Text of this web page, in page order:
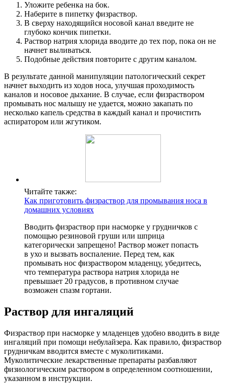
Уложите ребенка на бок.
Наберите в пипетку физраствор.
В сверху находящийся носовой канал введите не
глубоко кончик пипетки.
Раствор натрия хлорида вводите до тех пор, пока он не
начнет выливаться.
Подобные действия повторите с другим каналом.
В результате данной манипуляции патологический секрет
начнет выходить из ходов носа, улучшая проходимость
каналов и носовое дыхание. В случае, если физраствором
промывать нос малышу не удается, можно закапать по
несколько капель средства в каждый канал и прочистить
аспиратором или жгутиком.
Читайте также:
Как приготовить физраствор для промывания носа в
домашних условиях
Вводить физраствор при насморке у грудничков с
помощью резиновой груши или шприца
категорически запрещено! Раствор может попасть
в ухо и вызвать воспаление. Перед тем, как
промывать нос физраствором младенцу, убедитесь,
что температура раствора натрия хлорида не
превышает 20 градусов, в противном случае
возможен спазм гортани.
Раствор для ингаляций
Физраствор при насморке у младенцев удобно вводить в виде
ингаляций при помощи небулайзера. Как правило, физраствор
грудничкам вводится вместе с муколитиками.
Муколитические лекарственные препараты разбавляют
физиологическим раствором в определенном соотношении,
указанном в инструкции.